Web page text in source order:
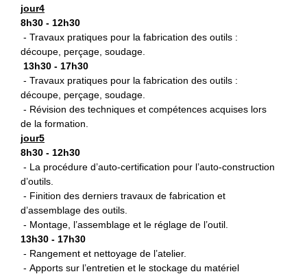
jour4
8h30 - 12h30
- Travaux pratiques pour la fabrication des outils :
découpe, perçage, soudage.
13h30 - 17h30
- Travaux pratiques pour la fabrication des outils :
découpe, perçage, soudage.
- Révision des techniques et compétences acquises lors
de la formation.
jour5
8h30 - 12h30
- La procédure d’auto-certification pour l’auto-construction
d’outils.
- Finition des derniers travaux de fabrication et
d’assemblage des outils.
- Montage, l’assemblage et le réglage de l’outil.
13h30 - 17h30
- Rangement et nettoyage de l’atelier.
- Apports sur l’entretien et le stockage du matériel